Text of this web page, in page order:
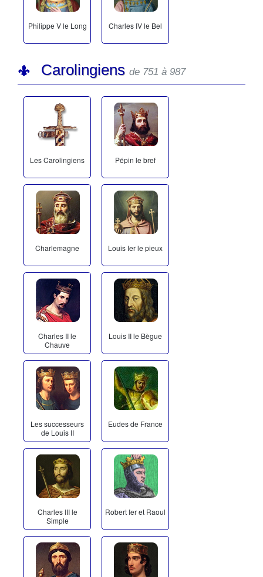
Philippe V le Long Charles IV le Bel
Carolingiens de 751 à 987
Les Carolingiens Pépin le bref
Charlemagne Louis Ier le pieux
Charles II le
Chauve
Louis II le Bègue
Les successeurs
de Louis II
Eudes de France
Charles III le
Simple
Robert Ier et Raoul